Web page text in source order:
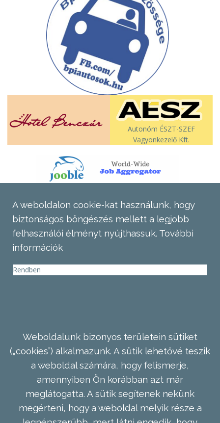
Autonóm ÉSZT-SZEF
Vagyonkezelő Kft.
A weboldalon cookie-kat használunk, hogy
biztonságos böngészés mellett a legjobb
felhasználói élményt nyújthassuk. További
információk
Rendben
Weboldalunk bizonyos területein sütiket
(„cookies”) alkalmazunk. A sütik lehetővé teszik
a weboldal számára, hogy felismerje,
amennyiben Ön korábban azt már
meglátogatta. A sütik segítenek nekünk
megérteni, hogy a weboldal melyik része a